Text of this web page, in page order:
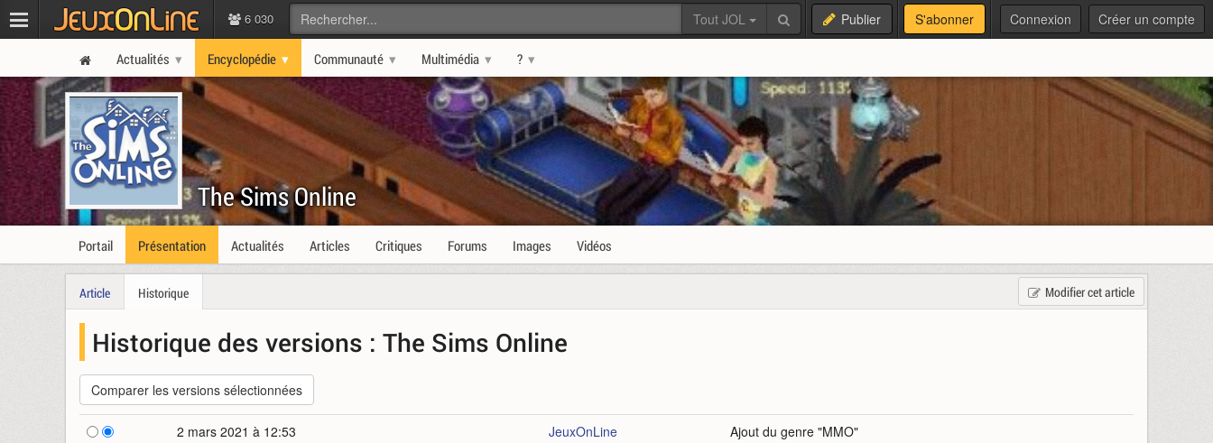
6 030 Tout JOL Publier S'abonner Connexion Créer un compte
Actualités Encyclopédie Communauté Multimédia ?
The Sims Online
Portail Présentation Actualités Articles Critiques Forums Images Vidéos
Modifier cet article
Article Historique
Historique des versions : The Sims Online
2 mars 2021 à 12:53 JeuxOnLine
Ajout du genre "MMO"